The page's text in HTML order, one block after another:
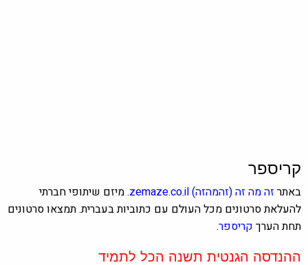
קריספר
באתרזה מה זה(זהמהזה)zemaze.co.il
.מיזם שיתופי חברתי
להעלאת סרטונים מכל העולם עם כתוביות בעברית. תמצאו סרטונים
תחת הערךקריספר.
ההנדסה הגנטית תשנה הכל לתמיד